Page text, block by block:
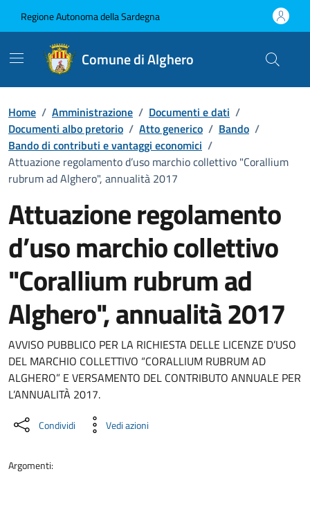
Regione Autonoma della Sardegna
Comune di Alghero
Home / Amministrazione / Documenti e dati /
Documenti albo pretorio / Atto generico / Bando /
Bando di contributi e vantaggi economici /
Attuazione regolamento d’uso marchio collettivo "Corallium
rubrum ad Alghero", annualità 2017
Attuazione regolamento
d’uso marchio collettivo
"Corallium rubrum ad
Alghero", annualità 2017
Dettaglio del documento
AVVISO PUBBLICO PER LA RICHIESTA DELLE LICENZE D’USO
DEL MARCHIO COLLETTIVO “CORALLIUM RUBRUM AD
ALGHERO” E VERSAMENTO DEL CONTRIBUTO ANNUALE PER
L’ANNUALITÀ 2017.
Condividi Vedi azioni
Argomenti: